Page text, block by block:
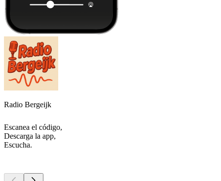
Radio Bergeijk
Escanea el código,
Descarga la app,
Escucha.